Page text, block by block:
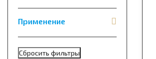
Применение